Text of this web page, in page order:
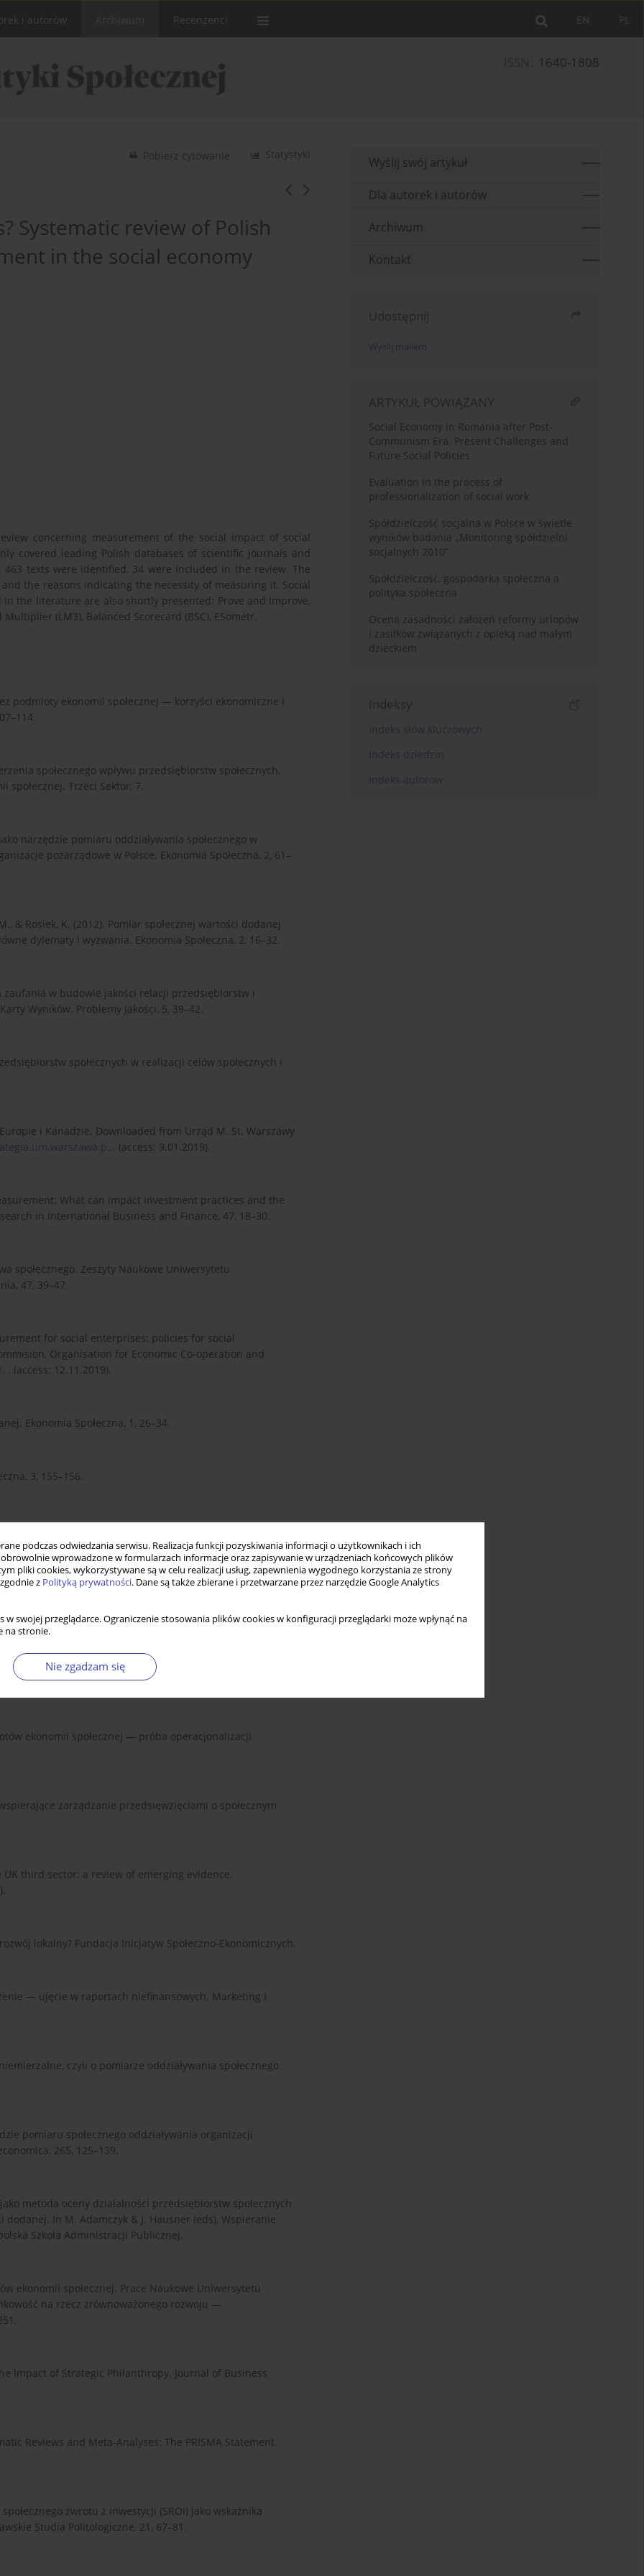
podczas odwiedzania serwisu. Realizacja funkcji pozyskiwania informacji o użytkownikach i ich
wprowadzone w formularzach informacje oraz zapisywanie w urządzeniach końcowych plików
pliki cookies, wykorzystywane są w celu realizacji usług, zapewnienia wygodnego korzystania ze strony
z Polityką prywatności. Dane są także zbierane i przetwarzane przez narzędzie Google Analytics
w swojej przeglądarce. Ograniczenie stosowania plików cookies w konfiguracji przeglądarki może wpłynąć na
na stronie.
Nie zgadzam się
PL
EN
i autorów Recenzenci
1640-1808
Statystyki
Pobierz cytowanie
Systematic review of Polish
in the social economy
concerning measurement of the social impact of social
covered leading Polish databases of scientific journals and
texts were identified, 34 were included in the review. The
the reasons indicating the necessity of measuring it. Social
the literature are also shortly presented: Prove and Improve,
(LM3), Balanced Scorecard (BSC), ESometr.
podmioty ekonomii społecznej — korzyści ekonomiczne i
społecznego wpływu przedsiębiorstw społecznych,
społecznej. Trzeci Sektor, 7.
narzędzie pomiaru oddziaływania społecznego w
pozarządowe w Polsce. Ekonomia Społeczna, 2, 61–
& Rosiek, K. (2012). Pomiar społecznej wartości dodanej
dylematy i wyzwania. Ekonomia Społeczna, 2, 16–32.
zaufania w budowie jakości relacji przedsiębiorstw i
Wyników. Problemy Jakości, 5, 39–42.
społecznych w realizacji celów społecznych i
i Kanadzie. Downloaded from Urząd M. St. Warszawy
(access: 9.01.2019).
What can impact investment practices and the
in International Business and Finance, 47, 18–30.
społecznego. Zeszyty Naukowe Uniwersytetu
47, 39–47.
for social enterprises: policies for social
Organisation for Economic Co-operation and
(access: 12.11.2019).
Ekonomia Społeczna, 1, 26–34.
3, 155–156.
Społeczna, 2, 60–68.
wartości dodanej podmiotów ekonomii społecznej.
oceny społeczno-ekonomicznych efektów działania
& S. Mazur (ed.), Wokół ekonomii społecznej. Uniwersytet
ekonomii społecznej — próba operacjonalizacji.
zarządzanie przedsięwzięciami o społecznym
third sector: a review of emerging evidence.
lokalny? Fundacja Inicjatyw Społeczno-Ekonomicznych.
— ujęcie w raportach niefinansowych. Marketing i
czyli o pomiarze oddziaływania społecznego.
pomiaru społecznego oddziaływania organizacji
265, 125–139.
metoda oceny działalności przedsiębiorstw społecznych
In M. Adamczyk & J. Hausner (eds), Wspieranie
Szkoła Administracji Publicznej.
ekonomii społecznej. Prace Naukowe Uniwersytetu
na rzecz zrównoważonego rozwoju —
Impact of Strategic Philanthropy. Journal of Business
Reviews and Meta-Analyses: The PRISMA Statement.
zwrotu z inwestycji (SROI) jako wskaźnika
Studia Politologiczne, 21, 67–81.
Wyślij swój artykuł
Dla autorek i autorów
Archiwum
Kontakt
Udostępnij
Wyślij mailem
ARTYKUŁ POWIĄZANY
Social Economy in Romania after Post-
Communism Era. Present Challenges and
Future Social Policies
Evaluation in the process of
professionalization of social work
Spółdzielczość socjalna w Polsce w świetle
wyników badania „Monitoring spółdzielni
socjalnych 2010”
Spółdzielczość, gospodarka społeczna a
polityka społeczna
Ocena zasadności założeń reformy urlopów
i zasiłków związanych z opieką nad małym
dzieckiem
Indeksy
Indeks słów kluczowych
Indeks dziedzin
Indeks autorów